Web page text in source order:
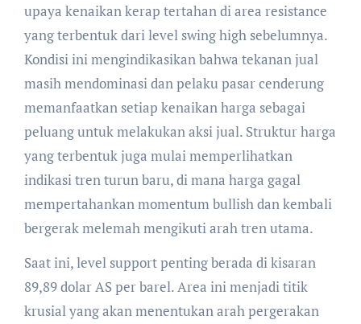
upaya kenaikan kerap tertahan di area resistance
yang terbentuk dari level swing high sebelumnya.
Kondisi ini mengindikasikan bahwa tekanan jual
masih mendominasi dan pelaku pasar cenderung
memanfaatkan setiap kenaikan harga sebagai
peluang untuk melakukan aksi jual. Struktur harga
yang terbentuk juga mulai memperlihatkan
indikasi tren turun baru, di mana harga gagal
mempertahankan momentum bullish dan kembali
bergerak melemah mengikuti arah tren utama.
Saat ini, level support penting berada di kisaran
89,89 dolar AS per barel. Area ini menjadi titik
krusial yang akan menentukan arah pergerakan